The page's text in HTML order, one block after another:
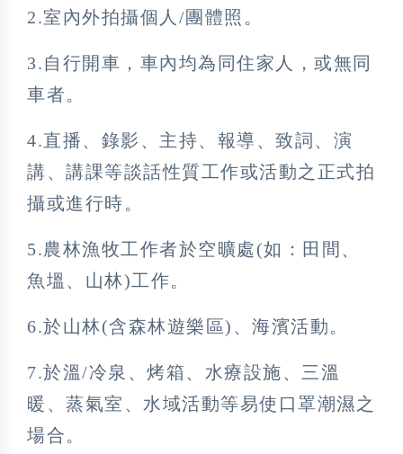
2.室內外拍攝個人/團體照。
3.自行開車，車內均為同住家人，或無同
車者。
4.直播、錄影、主持、報導、致詞、演
講、講課等談話性質工作或活動之正式拍
攝或進行時。
5.農林漁牧工作者於空曠處(如：田間、
魚塭、山林)工作。
6.於山林(含森林遊樂區)、海濱活動。
7.於溫/冷泉、烤箱、水療設施、三溫
暖、蒸氣室、水域活動等易使口罩潮濕之
場合。